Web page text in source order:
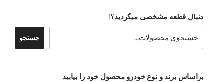
دنبال قطعه مشخصی میگردید؟!
جستجو
براساس برند و نوع خودرو محصول خود را بیابید